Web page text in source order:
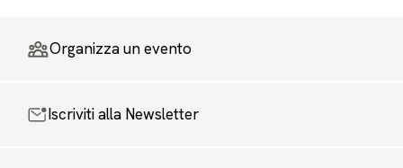
Organizza un evento
Iscriviti alla Newsletter